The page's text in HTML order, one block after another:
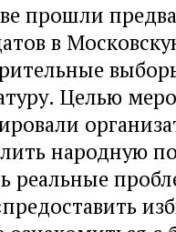
прошли
в
Целью
народную
реальные